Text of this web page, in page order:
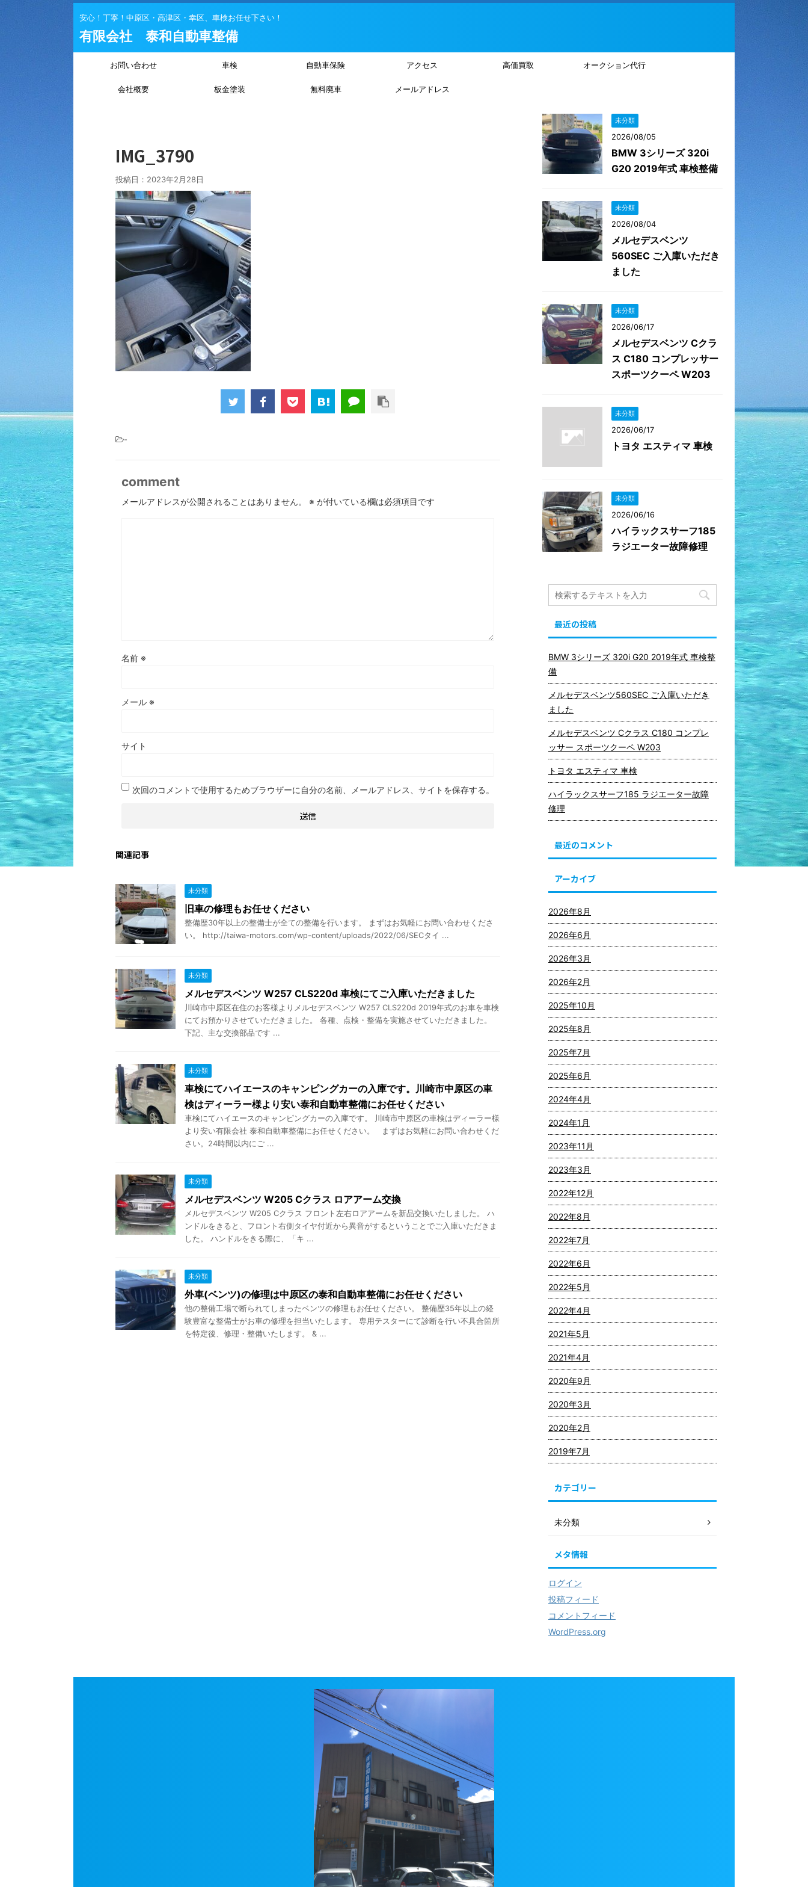
安心！丁寧！中原区・高津区・幸区、車検お任せ下さい！
有限会社 泰和自動車整備
お問い合わせ 車検 自動車保険 アクセス 高価買取 オークション代行
会社概要 板金塗装 無料廃車 メールアドレス
IMG_3790
投稿日： 2023年2月28日
-
comment
メールアドレスが公開されることはありません。 ※ が付いている欄は必須項目です
名前 ※
メール ※
サイト
次回のコメントで使用するためブラウザーに自分の名前、メールアドレス、サイトを保存する。
関連記事
未分類
旧車の修理もお任せください
整備歴30年以上の整備士が全ての整備を行います。 まずはお気軽にお問い合わせくださ
い。 http://taiwa-motors.com/wp-content/uploads/2022/06/SECタイ ...
未分類
メルセデスベンツ W257 CLS220d 車検にてご入庫いただきました
川崎市中原区在住のお客様よりメルセデスベンツ W257 CLS220d 2019年式のお車を車検
にてお預かりさせていただきました。 各種、点検・整備を実施させていただきました。
下記、主な交換部品です ...
未分類
車検にてハイエースのキャンピングカーの入庫です。川崎市中原区の車
検はディーラー様より安い泰和自動車整備にお任せください
車検にてハイエースのキャンピングカーの入庫です。 川崎市中原区の車検はディーラー様
より安い有限会社 泰和自動車整備にお任せください。 まずはお気軽にお問い合わせくだ
さい。24時間以内にご ...
未分類
メルセデスベンツ W205 Cクラス ロアアーム交換
メルセデスベンツ W205 Cクラス フロント左右ロアアームを新品交換いたしました。 ハ
ンドルをきると、フロント右側タイヤ付近から異音がするということでご入庫いただきま
した。 ハンドルをきる際に、「キ ...
未分類
外車(ベンツ)の修理は中原区の泰和自動車整備にお任せください
他の整備工場で断られてしまったベンツの修理もお任せください。 整備歴35年以上の経
験豊富な整備士がお車の修理を担当いたします。 専用テスターにて診断を行い不具合箇所
を特定後、修理・整備いたします。 & ...
未分類
2026/08/05
BMW 3シリーズ 320i
G20 2019年式 車検整備
未分類
2026/08/04
メルセデスベンツ
560SEC ご入庫いただき
ました
未分類
2026/06/17
メルセデスベンツ Cクラ
ス C180 コンプレッサー
スポーツクーペ W203
未分類
2026/06/17
トヨタ エスティマ 車検
未分類
2026/06/16
ハイラックスサーフ185
ラジエーター故障修理
最近の投稿
BMW 3シリーズ 320i G20 2019年式 車検整
備
メルセデスベンツ560SEC ご入庫いただき
ました
メルセデスベンツ Cクラス C180 コンプレ
ッサー スポーツクーペ W203
トヨタ エスティマ 車検
ハイラックスサーフ185 ラジエーター故障
修理
最近のコメント
アーカイブ
2026年8月
2026年6月
2026年3月
2026年2月
2025年10月
2025年8月
2025年7月
2025年6月
2024年4月
2024年1月
2023年11月
2023年3月
2022年12月
2022年8月
2022年7月
2022年6月
2022年5月
2022年4月
2021年5月
2021年4月
2020年9月
2020年3月
2020年2月
2019年7月
カテゴリー
未分類
メタ情報
ログイン
投稿フィード
コメントフィード
WordPress.org